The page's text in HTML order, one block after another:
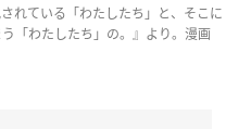
れている「わたしたち」と、そこに
「わたしたち」の。』より。漫画